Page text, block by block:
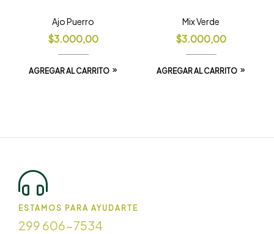
Ajo Puerro
$3.000,00
AGREGAR AL CARRITO
Mix Verde
$3.000,00
AGREGAR AL CARRITO
ESTAMOS PARA AYUDARTE
299 606-7534